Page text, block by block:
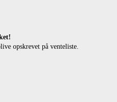
opskrevet på venteliste.